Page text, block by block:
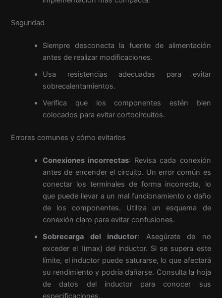
Seguridad
Siempre desconecta la fuente de alimentación
antes de realizar modificaciones.
Usa resistencias adecuadas para evitar
sobrecalentamientos.
Verifica que los componentes estén bien
colocados para evitar cortocircuitos.
Errores comunes y cómo evitarlos
Conexiones incorrectas: Revisa cada conexión
antes de encender el circuito. Un error común es
conectar los terminales de forma incorrecta, lo
que puede llevar a un mal funcionamiento o daño
de los componentes. Utiliza un esquema de
conexión claro para evitar confusiones.
Sobrecarga del inductor: Asegúrate de no
exceder el I(max) del inductor. Si se supera este
límite, el inductor puede saturarse, lo que afectará
su rendimiento y podría dañarse. Consulta la hoja
de datos del inductor para conocer sus
especificaciones.